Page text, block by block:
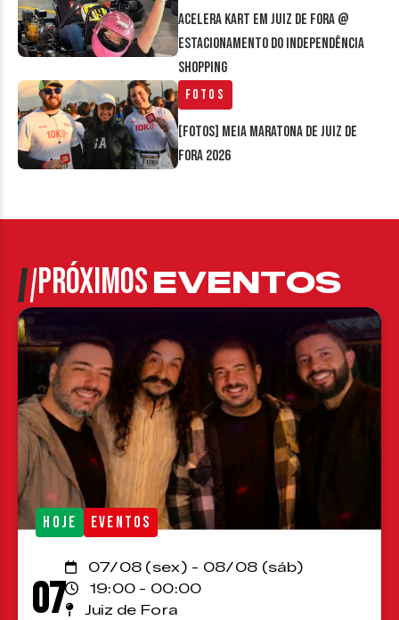
Acelera Kart em Juiz de Fora @
estacionamento do Independência
Shopping
Fotos
[FOTOS] Meia Maratona de Juiz de
Fora 2026
PRÓXIMOSEVENTOS
HOJE EVENTOS
07
07/08 (sex) - 08/08 (sáb)
19:00 - 00:00
Juiz de Fora